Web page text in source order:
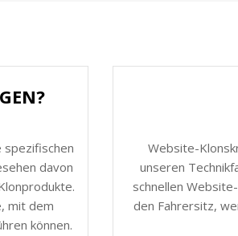
spezifischen
davon
mit dem
können.
Website-
unseren
schnellen
den Fahrersitz,